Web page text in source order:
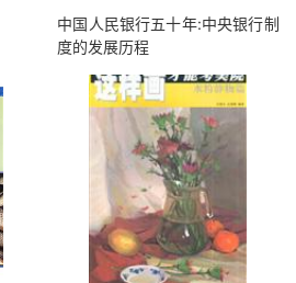
中国人民银行五十年:中央银行制
度的发展历程